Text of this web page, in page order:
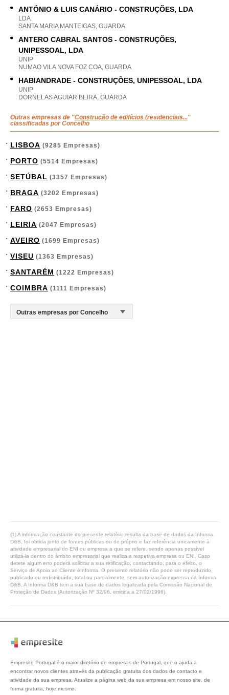
ANTÓNIO & LUIS CANÁRIO - CONSTRUÇÕES, LDA
LDA
SANTA MARIA MANTEIGAS, GUARDA
ANTERO CABRAL SANTOS - CONSTRUÇÕES,
UNIPESSOAL, LDA
UNIP
NUMAO VILA NOVA FOZ COA, GUARDA
HABIANDRADE - CONSTRUÇÕES, UNIPESSOAL, LDA
UNIP
DORNELAS AGUIAR BEIRA, GUARDA
Outras empresas de "Construção de edifícios (residenciais..."
classificadas por Concelho
LISBOA (9285 Empresas)
PORTO (5514 Empresas)
SETÚBAL (3357 Empresas)
BRAGA (3202 Empresas)
FARO (2653 Empresas)
LEIRIA (2047 Empresas)
AVEIRO (1699 Empresas)
VISEU (1363 Empresas)
SANTARÉM (1222 Empresas)
COIMBRA (1111 Empresas)
(1) A informação constante do presente relatório resulta da base de dados da Informa
D&B, foi obtida junto de fontes públicas ou do próprio e faz referência unicamente à
atividade empresarial do ENI ou empresa a que se refere, sendo apenas possível
utilizá-la dentro do âmbito empresarial que realiza a respetiva empresa ou ENI. Caso
detete algum erro poderá solicitar a sua retificação, contactando, para o efeito, o
Serviço de Apoio ao Cliente eInforma. O presente relatório não pode ser reproduzido,
publicado ou redistribuído, total ou parcialmente, sem autorização expressa da Informa
D&B. A Informa D&B tem a sua base de dados legalizada pela Comissão Nacional de
Proteção de Dados (Autorização Nº 32/96, emitida a 27/02/1996).
Empresite Portugal é o maior diretório de empresas de Portugal, que o ajuda a
encontrar novos clientes através da publicação gratuita dos dados de contacto e
atividade da sua empresa. Atualize a página web da sua empresa em nosso site, de
forma gratuita, hoje mesmo.